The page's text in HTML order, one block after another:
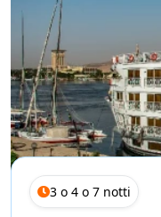
3 o 4 o 7 notti